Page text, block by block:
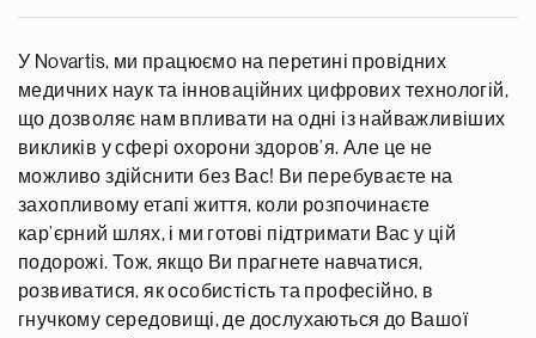
У Novartis, ми працюємо на перетині провідних
медичних наук та інноваційних цифрових технологій,
що дозволяє нам впливати на одні із найважливіших
викликів у сфері охорони здоров’я. Але це не
можливо здійснити без Вас! Ви перебуваєте на
захопливому етапі життя, коли розпочинаєте
кар’єрний шлях, і ми готові підтримати Вас у цій
подорожі. Тож, якщо Ви прагнете навчатися,
розвиватися, як особистість та професійно, в
гнучкому середовищі, де дослухаються до Вашої